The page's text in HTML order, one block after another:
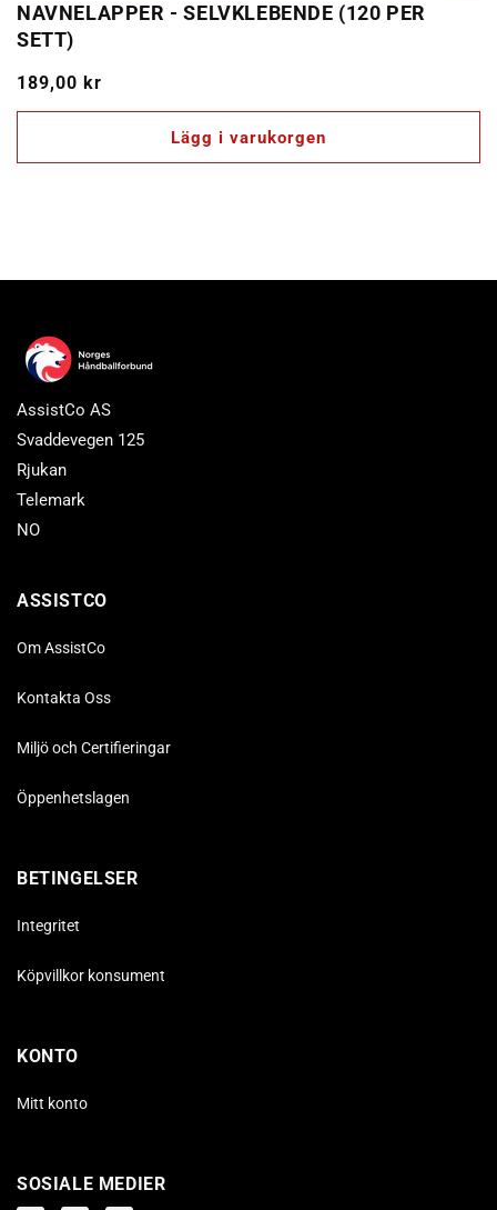
NAVNELAPPER - SELVKLEBENDE (120 PER
SETT)
Ordinarie
pris
189,00 kr
Lägg i varukorgen
AssistCo AS
Svaddevegen 125
Rjukan
Telemark
NO
ASSISTCO
Om AssistCo
Kontakta Oss
Miljö och Certifieringar
Öppenhetslagen
BETINGELSER
Integritet
Köpvillkor konsument
KONTO
Mitt konto
SOSIALE MEDIER